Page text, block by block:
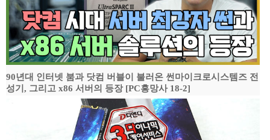
90년대 인터넷 붐과 닷컴 버블이 불러온 썬마이크로시스템즈 전
성기, 그리고 x86 서버의 등장 [PC흥망사 18-2]